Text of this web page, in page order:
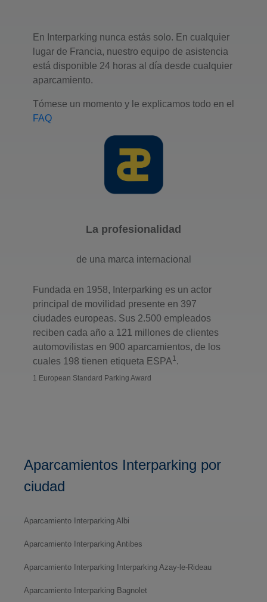
En Interparking nunca estás solo. En cualquier
lugar de Francia, nuestro equipo de asistencia
está disponible 24 horas al día desde cualquier
aparcamiento.
Tómese un momento y le explicamos todo en el
FAQ
La profesionalidad
de una marca internacional
Fundada en 1958, Interparking es un actor
principal de movilidad presente en 397
ciudades europeas. Sus 2.500 empleados
reciben cada año a 121 millones de clientes
automovilistas en 900 aparcamientos, de los
cuales 198 tienen etiqueta ESPA1 .
1 European Standard Parking Award
Aparcamientos Interparking por
ciudad
Aparcamiento Interparking Albi
Aparcamiento Interparking Antibes
Aparcamiento Interparking Interparking Azay-le-Rideau
Aparcamiento Interparking Bagnolet